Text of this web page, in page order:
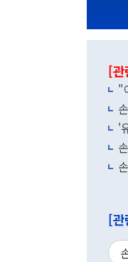
[관
"
'
[관